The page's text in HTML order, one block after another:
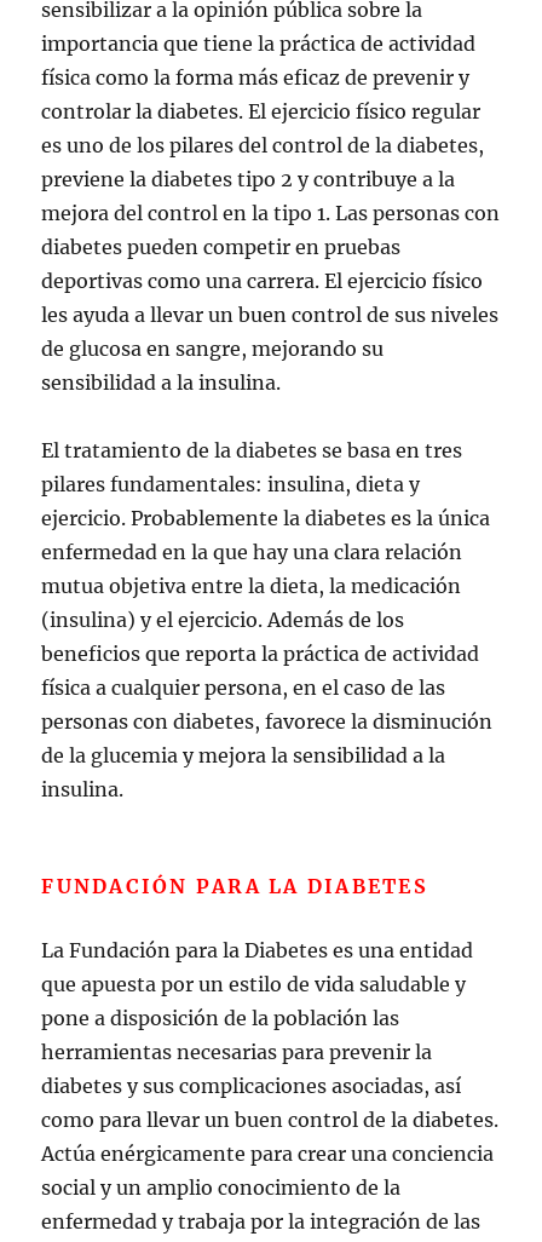
sensibilizar a la opinión pública sobre la
importancia que tiene la práctica de actividad
física como la forma más eficaz de prevenir y
controlar la diabetes. El ejercicio físico regular
es uno de los pilares del control de la diabetes,
previene la diabetes tipo 2 y contribuye a la
mejora del control en la tipo 1. Las personas con
diabetes pueden competir en pruebas
deportivas como una carrera. El ejercicio físico
les ayuda a llevar un buen control de sus niveles
de glucosa en sangre, mejorando su
sensibilidad a la insulina.
El tratamiento de la diabetes se basa en tres
pilares fundamentales: insulina, dieta y
ejercicio. Probablemente la diabetes es la única
enfermedad en la que hay una clara relación
mutua objetiva entre la dieta, la medicación
(insulina) y el ejercicio. Además de los
beneficios que reporta la práctica de actividad
física a cualquier persona, en el caso de las
personas con diabetes, favorece la disminución
de la glucemia y mejora la sensibilidad a la
insulina.
FUNDACIÓN PARA LA DIABETES
La Fundación para la Diabetes es una entidad
que apuesta por un estilo de vida saludable y
pone a disposición de la población las
herramientas necesarias para prevenir la
diabetes y sus complicaciones asociadas, así
como para llevar un buen control de la diabetes.
Actúa enérgicamente para crear una conciencia
social y un amplio conocimiento de la
enfermedad y trabaja por la integración de las